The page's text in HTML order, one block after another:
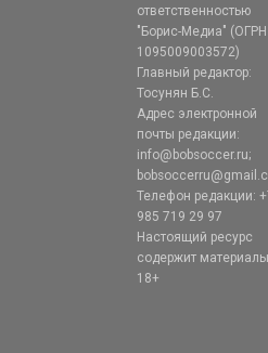
ответственностью
"Борис-Медиа" (ОГРН
1095009003572)
Главный редактор:
Тосунян Б.С.
Адрес электронной
почты редакции:
info@bobsoccer.ru;
Телефон редакции:
985 719 29 97
Настоящий ресурс
содержит
18+